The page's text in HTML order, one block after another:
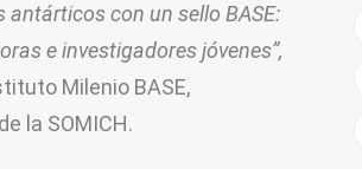
con un sello BASE:
e investigadores jóvenes”,
Milenio BASE,
la SOMICH.